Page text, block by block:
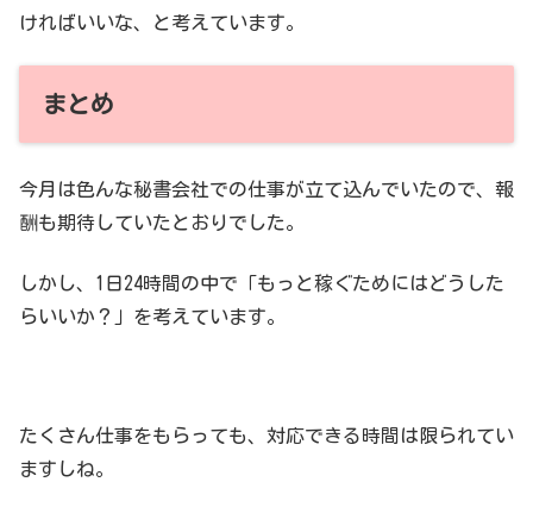
ければいいな、と考えています。
まとめ
今月は色んな秘書会社での仕事が立て込んでいたので、報
酬も期待していたとおりでした。
しかし、1日24時間の中で「もっと稼ぐためにはどうした
らいいか？」を考えています。
たくさん仕事をもらっても、対応できる時間は限られてい
ますしね。